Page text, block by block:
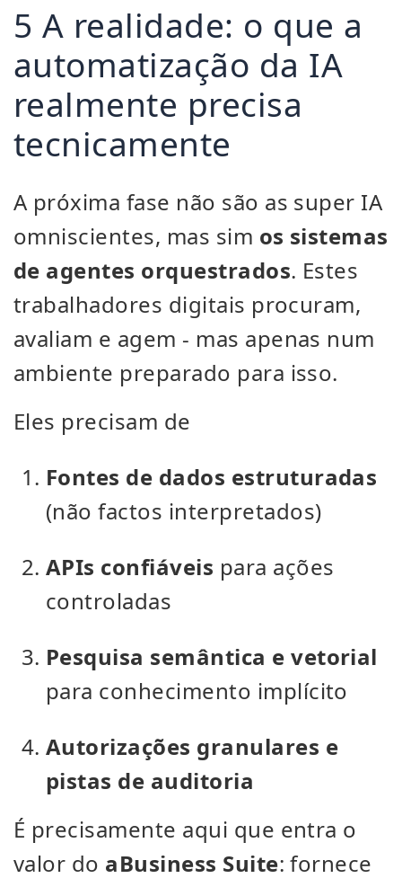
5 A realidade: o que a
automatização da IA
realmente precisa
tecnicamente
A próxima fase não são as super IA
omniscientes, mas sim os sistemas
de agentes orquestrados. Estes
trabalhadores digitais procuram,
avaliam e agem - mas apenas num
ambiente preparado para isso.
Eles precisam de
Fontes de dados estruturadas
(não factos interpretados)
APIs confiáveis para ações
controladas
Pesquisa semântica e vetorial
para conhecimento implícito
Autorizações granulares e
pistas de auditoria
É precisamente aqui que entra o
valor do aBusiness Suite: fornece